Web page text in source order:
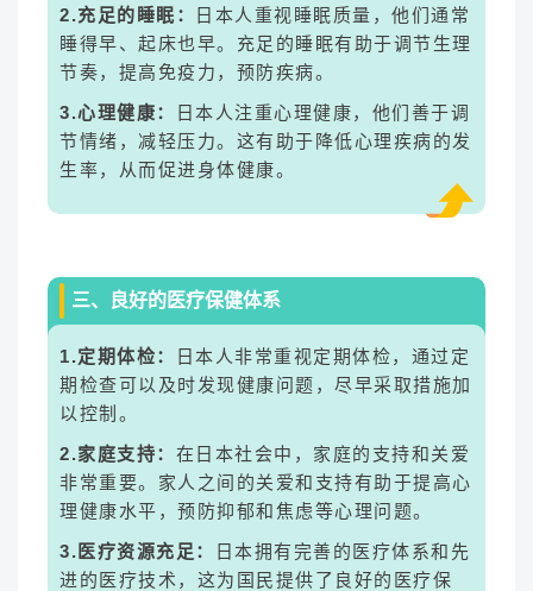
2.充足的睡眠：
日本人重视睡眠质量，他们通常
睡得早、起床也早。充足的睡眠有助于调节生理
节奏，提高免疫力，预防疾病。
3.心理健康：
日本人注重心理健康，他们善于调
节情绪，减轻压力。这有助于降低心理疾病的发
生率，从而促进身体健康。
三、良好的医疗保健体系
1.定期体检：
日本人非常重视定期体检，通过定
期检查可以及时发现健康问题，尽早采取措施加
以控制。
2.家庭支持： 在日本社会中，家庭的支持和关爱
非常重要。家人之间的关爱和支持有助于提高心
理健康水平，预防抑郁和焦虑等心理问题。
3.医疗资源充足：
日本拥有完善的医疗体系和先
进的医疗技术，这为国民提供了良好的医疗保